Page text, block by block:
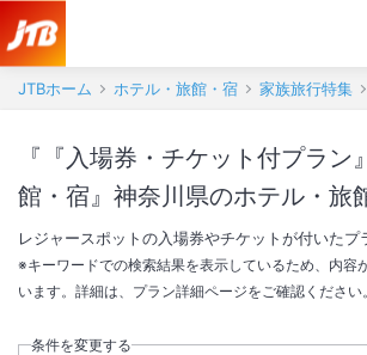
JTBホーム ホテル・旅館・宿 家族旅行特集
『『入場券・チケット付プラン
館・宿』神奈川県のホテル・旅
レジャースポットの入場券やチケットが付いたプ
※キーワードでの検索結果を表示しているため、内容
います。詳細は、プラン詳細ページをご確認ください。
条件を変更する